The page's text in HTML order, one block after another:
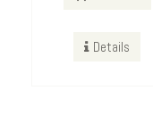
Details